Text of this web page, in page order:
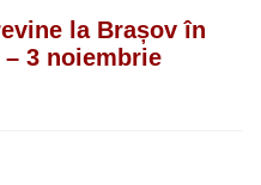
la Brașov în
3 noiembrie